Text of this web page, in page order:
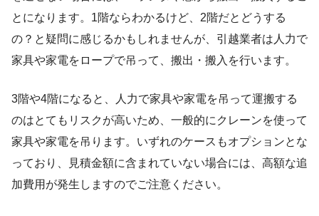
とになります。1階ならわかるけど、2階だとどうする
の？と疑問に感じるかもしれませんが、引越業者は人力で
家具や家電をロープで吊って、搬出・搬入を行います。
3階や4階になると、人力で家具や家電を吊って運搬する
のはとてもリスクが高いため、一般的にクレーンを使って
家具や家電を吊ります。いずれのケースもオプションとな
っており、見積金額に含まれていない場合には、高額な追
加費用が発生しますのでご注意ください。